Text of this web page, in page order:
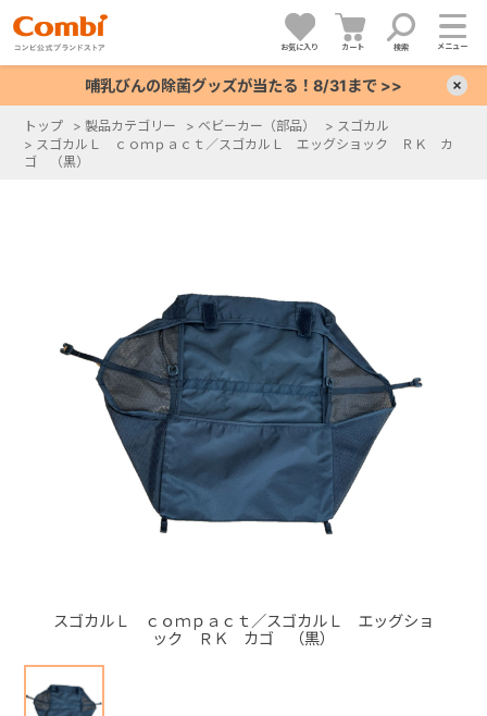
お気に入り カート 検索 メニュー
哺乳びんの除菌グッズが当たる！8/31まで >>
トップ > 製品カテゴリー > ベビーカー（部品） > スゴカル
> スゴカルＬ ｃｏｍｐａｃｔ／スゴカルＬ エッグショック ＲＫ カ
ゴ （黒）
スゴカルＬ ｃｏｍｐａｃｔ／スゴカルＬ エッグショ
ック ＲＫ カゴ （黒）